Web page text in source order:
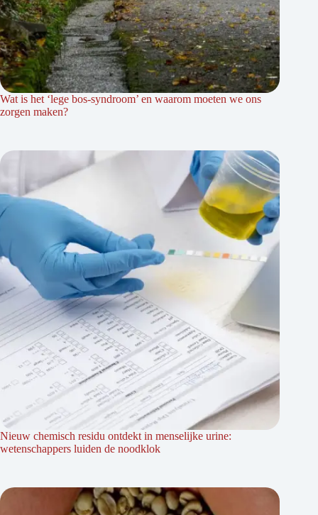
Wat is het ‘lege bos-syndroom’ en waarom moeten we ons
zorgen maken?
Nieuw chemisch residu ontdekt in menselijke urine:
wetenschappers luiden de noodklok